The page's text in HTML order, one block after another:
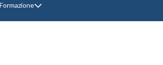
Formazione